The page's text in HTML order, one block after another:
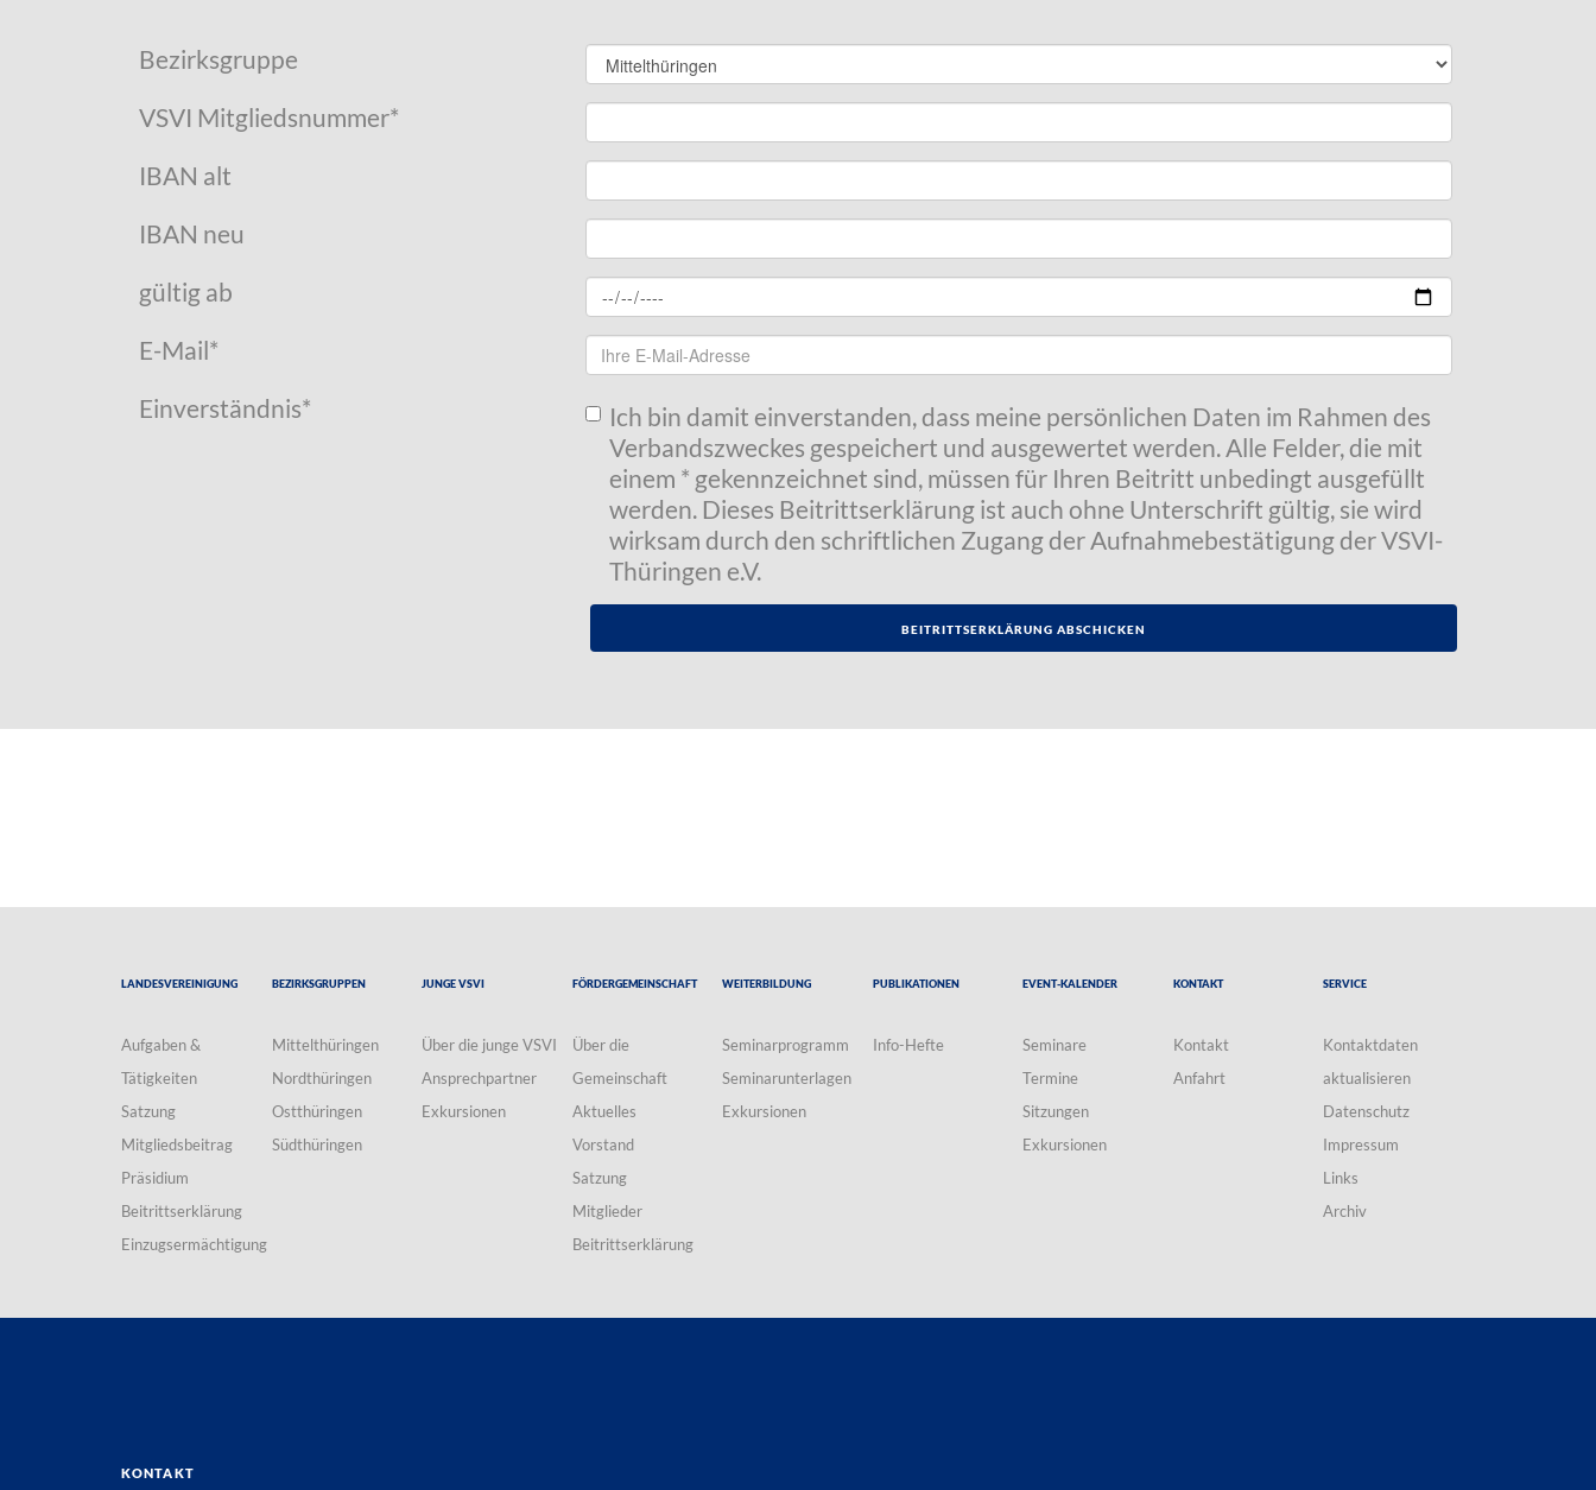
Bezirksgruppe
VSVI Mitgliedsnummer*
IBAN alt
IBAN neu
gültig ab
E-Mail*
Einverständnis*
Ich bin damit einverstanden, dass meine persönlichen Daten im Rahmen des
Verbandszweckes gespeichert und ausgewertet werden. Alle Felder, die mit
einem * gekennzeichnet sind, müssen für Ihren Beitritt unbedingt ausgefüllt
werden. Dieses Beitrittserklärung ist auch ohne Unterschrift gültig, sie wird
wirksam durch den schriftlichen Zugang der Aufnahmebestätigung der VSVI-
Thüringen e.V.
Landesvereinigung
Aufgaben &
Tätigkeiten
Satzung
Mitgliedsbeitrag
Präsidium
Beitrittserklärung
Einzugsermächtigung
Bezirksgruppen
Mittelthüringen
Nordthüringen
Ostthüringen
Südthüringen
Junge VSVI
Über die junge VSVI
Ansprechpartner
Exkursionen
Fördergemeinschaft
Über die
Gemeinschaft
Aktuelles
Vorstand
Satzung
Mitglieder
Beitrittserklärung
Weiterbildung
Seminarprogramm
Seminarunterlagen
Exkursionen
Publikationen
Info-Hefte
Event-Kalender
Seminare
Termine
Sitzungen
Exkursionen
Kontakt
Kontakt
Anfahrt
Service
Kontaktdaten
aktualisieren
Datenschutz
Impressum
Links
Archiv
Kontakt